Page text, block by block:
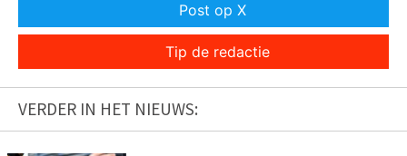
Post op X
Tip de redactie
VERDER IN HET NIEUWS: